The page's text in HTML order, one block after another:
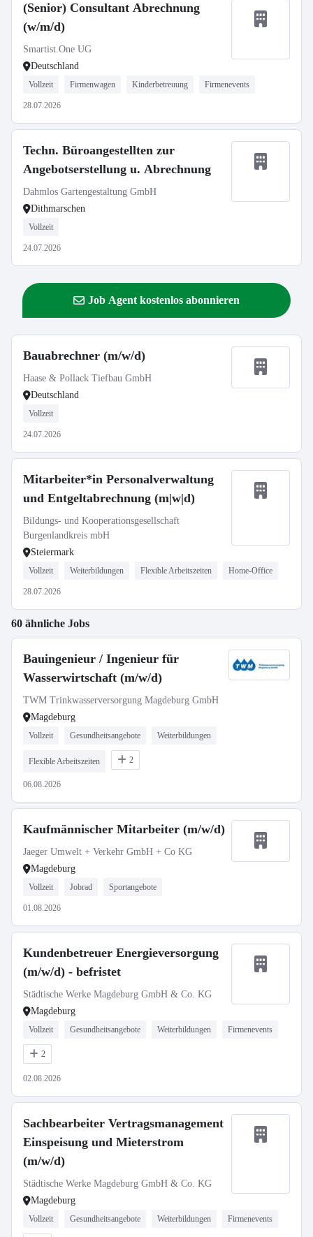
(Senior) Consultant Abrechnung
(w/m/d)
Smartist.One UG
Deutschland
Vollzeit Firmenwagen Kinderbetreuung Firmenevents
28.07.2026
Techn. Büroangestellten zur
Angebotserstellung u. Abrechnung
Dahmlos Gartengestaltung GmbH
Dithmarschen
Vollzeit
24.07.2026
Job Agent kostenlos abonnieren
Bauabrechner (m/w/d)
Haase & Pollack Tiefbau GmbH
Deutschland
Vollzeit
24.07.2026
Mitarbeiter*in Personalverwaltung
und Entgeltabrechnung (m|w|d)
Bildungs- und Kooperationsgesellschaft
Burgenlandkreis mbH
Steiermark
Vollzeit Weiterbildungen Flexible Arbeitszeiten Home-Office
28.07.2026
60 ähnliche Jobs
Bauingenieur / Ingenieur für
Wasserwirtschaft (m/w/d)
TWM Trinkwasserversorgung Magdeburg GmbH
Magdeburg
Vollzeit Gesundheitsangebote Weiterbildungen
Flexible Arbeitszeiten 2
06.08.2026
Kaufmännischer Mitarbeiter (m/w/d)
Jaeger Umwelt + Verkehr GmbH + Co KG
Magdeburg
Vollzeit Jobrad Sportangebote
01.08.2026
Kundenbetreuer Energieversorgung
(m/w/d) - befristet
Städtische Werke Magdeburg GmbH & Co. KG
Magdeburg
Vollzeit Gesundheitsangebote Weiterbildungen Firmenevents
2
02.08.2026
Sachbearbeiter Vertragsmanagement
Einspeisung und Mieterstrom
(m/w/d)
Städtische Werke Magdeburg GmbH & Co. KG
Magdeburg
Vollzeit Gesundheitsangebote Weiterbildungen Firmenevents